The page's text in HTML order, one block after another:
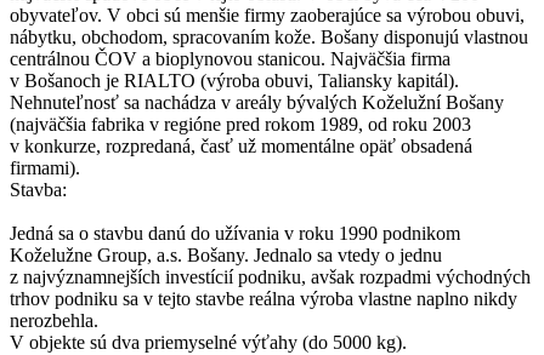
obyvateľov. V obci sú menšie firmy zaoberajúce sa výrobou obuvi,
nábytku, obchodom, spracovaním kože. Bošany disponujú vlastnou
centrálnou ČOV a bioplynovou stanicou. Najväčšia firma
v Bošanoch je RIALTO (výroba obuvi, Taliansky kapitál).
Nehnuteľnosť sa nachádza v areály bývalých Koželužní Bošany
(najväčšia fabrika v regióne pred rokom 1989, od roku 2003
v konkurze, rozpredaná, časť už momentálne opäť obsadená
firmami).
Stavba:
Jedná sa o stavbu danú do užívania v roku 1990 podnikom
Koželužne Group, a.s. Bošany. Jednalo sa vtedy o jednu
z najvýznamnejších investícií podniku, avšak rozpadmi východných
trhov podniku sa v tejto stavbe reálna výroba vlastne naplno nikdy
nerozbehla.
V objekte sú dva priemyselné výťahy (do 5000 kg).